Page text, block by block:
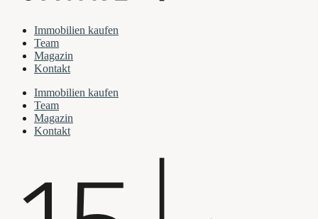
Immobilien kaufen
Team
Magazin
Kontakt
Immobilien kaufen
Team
Magazin
Kontakt